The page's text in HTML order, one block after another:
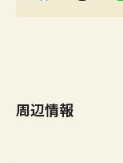
周辺情報